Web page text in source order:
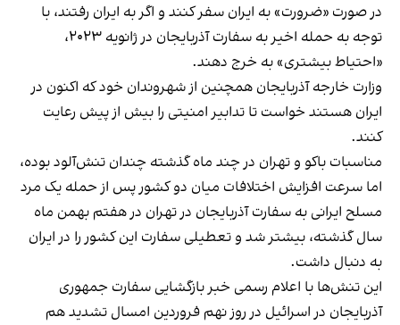
در صورت «ضرورت» به ایران سفر کنند و اگر به ایران رفتند، با
توجه به حمله اخیر به سفارت آذربایجان در ژانویه ۲۰۲۳،
«احتیاط بیشتری» به خرج دهند.
وزارت خارجه آذربایجان همچنین از شهروندان خود که اکنون در
ایران هستند خواست تا تدابیر امنیتی را بیش از پیش رعایت
کنند.
مناسبات باکو و تهران در چند ماه گذشته چندان تنش‌آلود بوده،
اما سرعت افزایش اختلافات میان دو کشور پس از حمله یک مرد
مسلح ایرانی به سفارت آذربایجان در تهران در هفتم بهمن ماه
سال گذشته، بیشتر شد و تعطیلی سفارت این کشور را در ایران
به دنبال داشت.
این تنش‌ها با اعلام رسمی خبر بازگشایی سفارت جمهوری
آذربایجان در اسرائیل در روز نهم فروردین امسال تشدید هم